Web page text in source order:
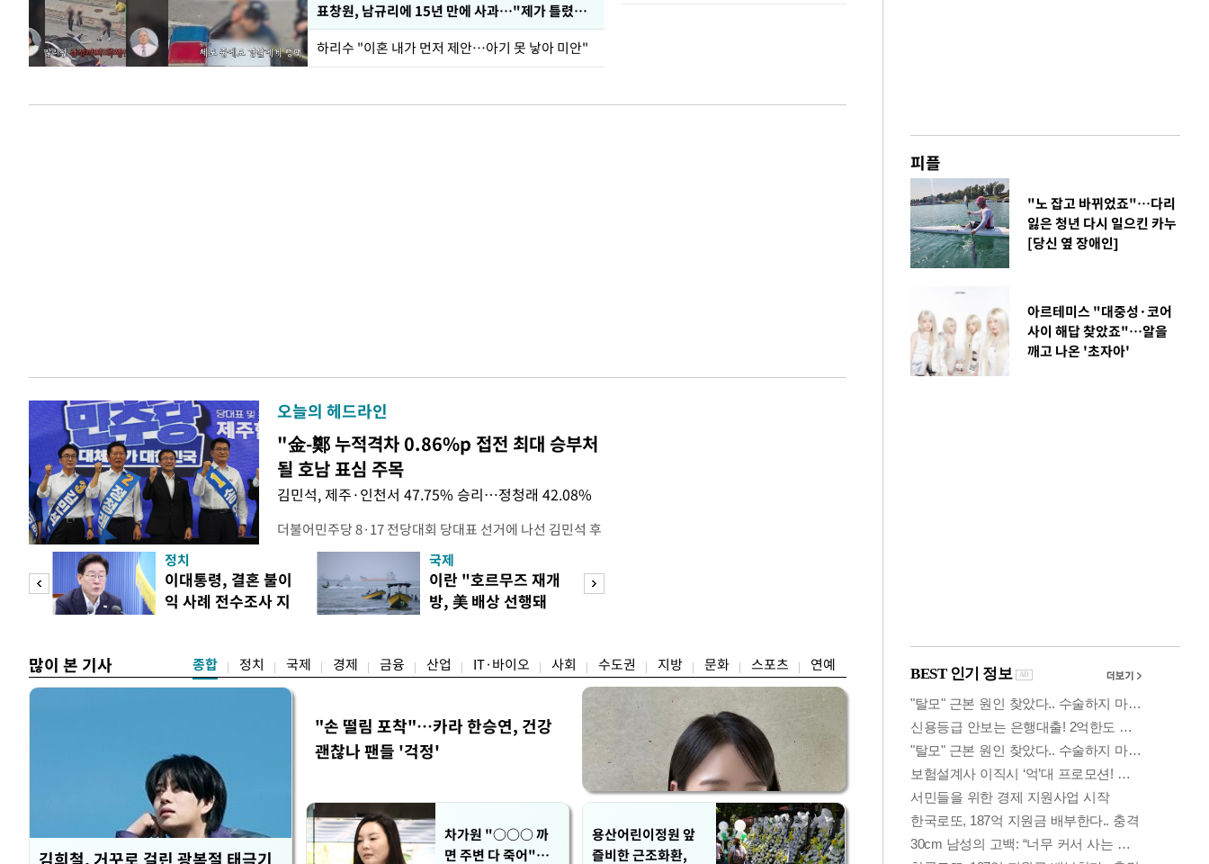
표창원, 남규리에 15년 만에 사과…"제가 틀렸습니다"
하리수 "이혼 내가 먼저 제안…아기 못 낳아 미안"
오늘의 헤드라인
"金-鄭 누적격차 0.86%p 접전 최대 승부처
될 호남 표심 주목
김민석, 제주·인천서 47.75% 승리…정청래 42.08%
더불어민주당 8·17 전당대회 당대표 선거에 나선 김민석 후
보가 8일 제주·인천 지역 순회경선에서 '누적 1위'를 탈환했
다. 앞서 정청래 후보 우세 지역으로 점쳐졌던 충청권과 부산
·울산·경남 경선에서 1승 1패를 주고 받은 김 후보는 이날
제주·인천 경선에서 이기며 '2승 1패'로 앞서가게 됐다. 다
정치
이대통령, 결혼 불이
익 사례 전수조사 지
국제
이란 "호르무즈 재개
방, 美 배상 선행돼
많이 본 기사 종합 정치 국제 경제 금융 산업 IT·바이오 사회 수도권 지방 문화 스포츠 연예
김희철, 거꾸로 걸린 광복절 태극기
"손 떨림 포착"…카라 한승연, 건강
괜찮나 팬들 '걱정'
차가원 "○○○ 까
면 주변 다 죽어"…
용산어린이정원 앞
즐비한 근조화환,
피플
"노 잡고 바뀌었죠"…다리
잃은 청년 다시 일으킨 카누
[당신 옆 장애인]
아르테미스 "대중성·코어
사이 해답 찾았죠"…알을
깨고 나온 '초자아'